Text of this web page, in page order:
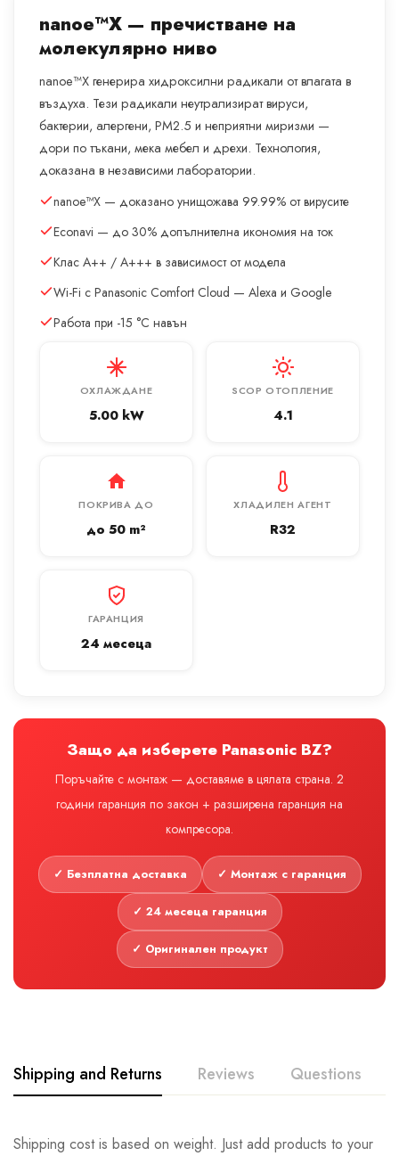
nanoe™X — пречистване на
молекулярно ниво
nanoe™X генерира хидроксилни радикали от влагата в
въздуха. Тези радикали неутрализират вируси,
бактерии, алергени, PM2.5 и неприятни миризми —
дори по тъкани, мека мебел и дрехи. Технология,
доказана в независими лаборатории.
nanoe™X — доказано унищожава 99.99% от вирусите
Econavi — до 30% допълнителна икономия на ток
Клас A++ / A+++ в зависимост от модела
Wi-Fi с Panasonic Comfort Cloud — Alexa и Google
Работа при -15 °C навън
ОХЛАЖДАНЕ
5.00 kW
SCOP ОТОПЛЕНИЕ
4.1
ПОКРИВА ДО
до 50 m²
ХЛАДИЛЕН АГЕНТ
R32
ГАРАНЦИЯ
24 месеца
Защо да изберете Panasonic BZ?
Поръчайте с монтаж — доставяме в цялата страна. 2
години гаранция по закон + разширена гаранция на
компресора.
✓ Безплатна доставка ✓ Монтаж с гаранция
✓ 24 месеца гаранция
✓ Оригинален продукт
Shipping and Returns Reviews Questions
Shipping cost is based on weight. Just add products to your